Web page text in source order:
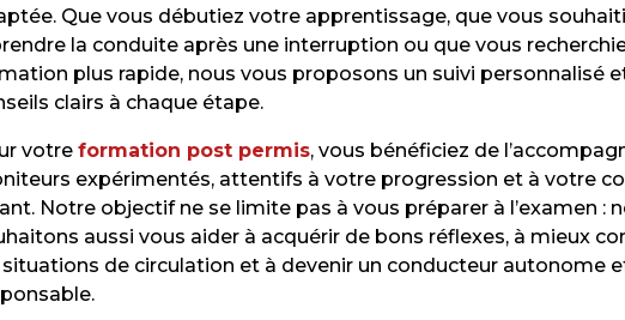
Que vous débutiez votre apprentissage, que vous
la conduite après une interruption ou que vous
plus rapide, nous vous proposons un suivi personnalisé
clairs à chaque étape.
votre formation post permis, vous bénéficiez de
expérimentés, attentifs à votre progression et à votre
Notre objectif ne se limite pas à vous préparer à l’examen :
aussi vous aider à acquérir de bons réflexes, à mieux
situations de circulation et à devenir un conducteur autonome